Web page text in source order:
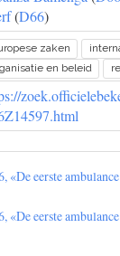
(D66)
zaken
en beleid
«De eerste
«De eerste